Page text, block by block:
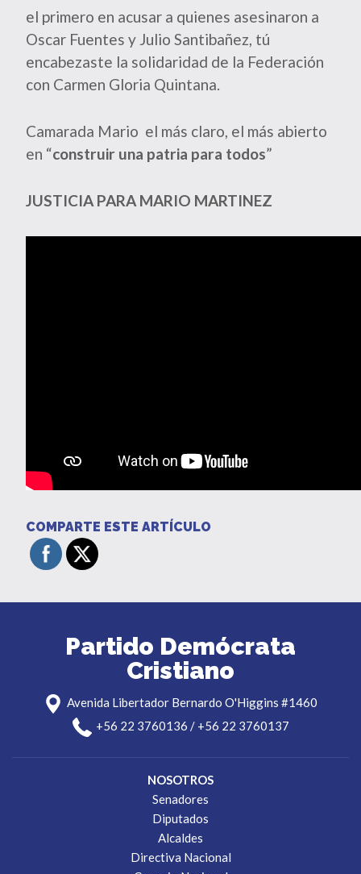
el primero en acusar a quienes asesinaron a
Oscar Fuentes y Julio Santibañez, tú
encabezaste la solidaridad de la Federación
con Carmen Gloria Quintana.
Camarada Mario el más claro, el más abierto
en “construir una patria para todos”
JUSTICIA PARA MARIO MARTINEZ
COMPARTE ESTE ARTÍCULO
Partido Demócrata
Cristiano
Avenida Libertador Bernardo O'Higgins #1460
+56 22 3760136 / +56 22 3760137
NOSOTROS
Senadores
Diputados
Alcaldes
Directiva Nacional